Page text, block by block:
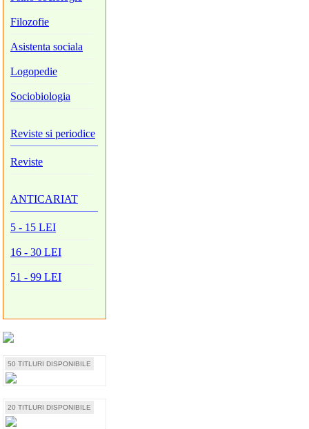
Filozofie
Asistenta sociala
Logopedie
Sociobiologia
Reviste si periodice
Reviste
ANTICARIAT
5 - 15 LEI
16 - 30 LEI
51 - 99 LEI
50 TITLURI DISPONIBILE
20 TITLURI DISPONIBILE